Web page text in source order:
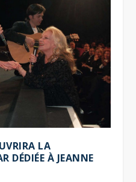
LA
DÉDIÉE À JEANNE